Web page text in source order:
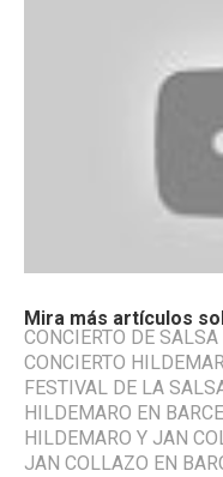
Mira más artículos
CONCIERTO DE
CONCIERTO
FESTIVAL DE LA
HILDEMARO EN
HILDEMARO Y JAN
JAN COLLAZO EN